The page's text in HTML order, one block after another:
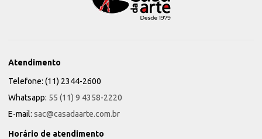
Atendimento
Telefone: (11) 2344-2600
Whatsapp: 55 (11) 9 4358-2220
E-mail: sac@casadaarte.com.br
Horário de atendimento